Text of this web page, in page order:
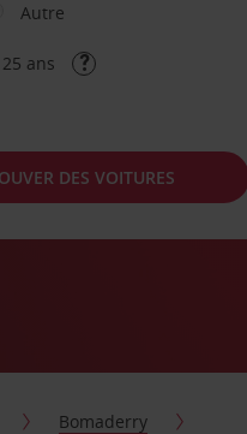
Autre
ans
DES VOITURES
Bomaderry